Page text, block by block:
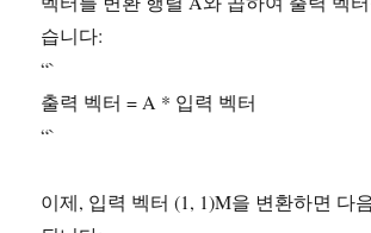
습니다:
“`
출력 벡터 = A * 입력 벡터
“`
이제, 입력 벡터 (1, 1)M을 변환하면 다